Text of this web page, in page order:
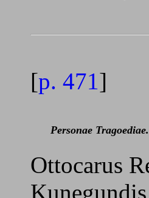
[p. 471]
Personae Tragoediae.
Ottocarus